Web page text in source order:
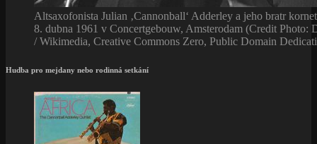
Altsaxofonista Julian ‚Cannonball‘ Adderley a jeho bratr
8. dubna 1961 v Concertgebouw, Amsterodam (Credit Photo:
/ Wikimedia, Creative Commons Zero, Public Domain
Hudba pro mejdany nebo rodinná setkání